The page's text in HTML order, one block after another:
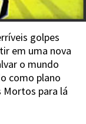
golpes
em uma nova
o mundo
como plano
Mortos para lá